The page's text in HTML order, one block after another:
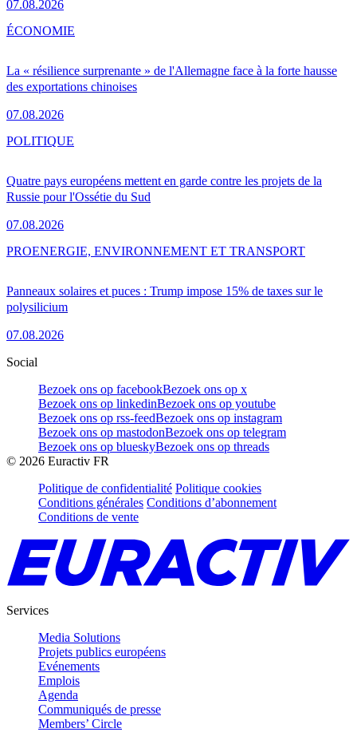
07.08.2026
La « résilience surprenante » de l'Allemagne face à la forte hausse
des exportations chinoises
07.08.2026
ÉCONOMIE
Quatre pays européens mettent en garde contre les projets de la
Russie pour l'Ossétie du Sud
07.08.2026
POLITIQUE
Panneaux solaires et puces : Trump impose 15% de taxes sur le
polysilicium
07.08.2026
PROENERGIE, ENVIRONNEMENT ET TRANSPORT
Social
Bezoek ons op facebookBezoek ons op x
Bezoek ons op linkedinBezoek ons op youtube
Bezoek ons op rss-feedBezoek ons op instagram
Bezoek ons op mastodonBezoek ons op telegram
Bezoek ons op blueskyBezoek ons op threads
© 2026 Euractiv FR
Politique de confidentialité Politique cookies
Conditions générales Conditions d’abonnement
Conditions de vente
Services
Media Solutions
Projets publics européens
Evénements
Emplois
Agenda
Communiqués de presse
Members’ Circle